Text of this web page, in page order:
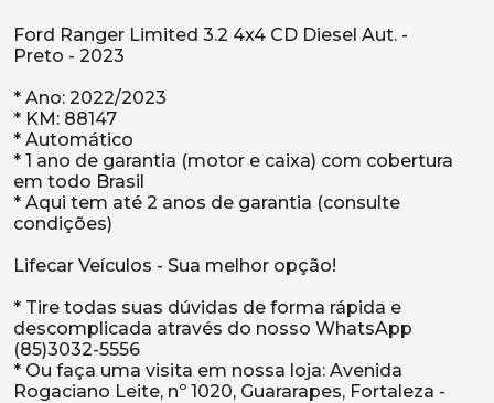
Ford Ranger Limited 3.2 4x4 CD Diesel Aut. -
Preto - 2023
* Ano: 2022/2023
* KM: 88147
* Automático
* 1 ano de garantia (motor e caixa) com cobertura
em todo Brasil
* Aqui tem até 2 anos de garantia (consulte
condições)
Lifecar Veículos - Sua melhor opção!
* Tire todas suas dúvidas de forma rápida e
descomplicada através do nosso WhatsApp
(85)3032-5556
* Ou faça uma visita em nossa loja: Avenida
Rogaciano Leite, nº 1020, Guararapes, Fortaleza -